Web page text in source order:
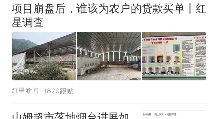
项目崩盘后，谁该为农户的贷款买单丨红
星调查
红星新闻 1820跟贴